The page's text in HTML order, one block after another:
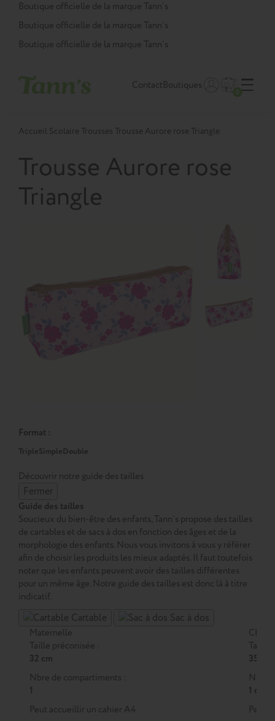
Panneau de gestion des cookies
Boutique officielle de la marque Tann’s
Boutique officielle de la marque Tann’s
Boutique officielle de la marque Tann’s
ContactBoutiques
Accueil Scolaire Trousses Trousse Aurore rose Triangle
Trousse Aurore rose
Triangle
Format :
TripleSimpleDouble
Découvrir notre guide des tailles
Fermer
Guide des tailles
Soucieux du bien-être des enfants, Tann’s propose des tailles
de cartables et de sacs à dos en fonction des âges et de la
morphologie des enfants. Nous vous invitons à vous y référer
afin de choisir les produits les mieux adaptés. Il faut toutefois
noter que les enfants peuvent avoir des tailles différentes
pour un même âge. Notre guide des tailles est donc là à titre
indicatif.
Cartable Sac à dos
Maternelle
Taille préconisée :
32 cm
Nbre de compartiments :
1
Peut accueillir un cahier A4
CP
Taille
35 cm
Nbre
1 ou 2
Peut